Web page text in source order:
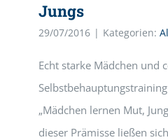
Jungs
29/07/2016 | Kategorien:
Echt starke Mädchen und
„Mädchen lernen Mut,
dieser Prämisse ließen